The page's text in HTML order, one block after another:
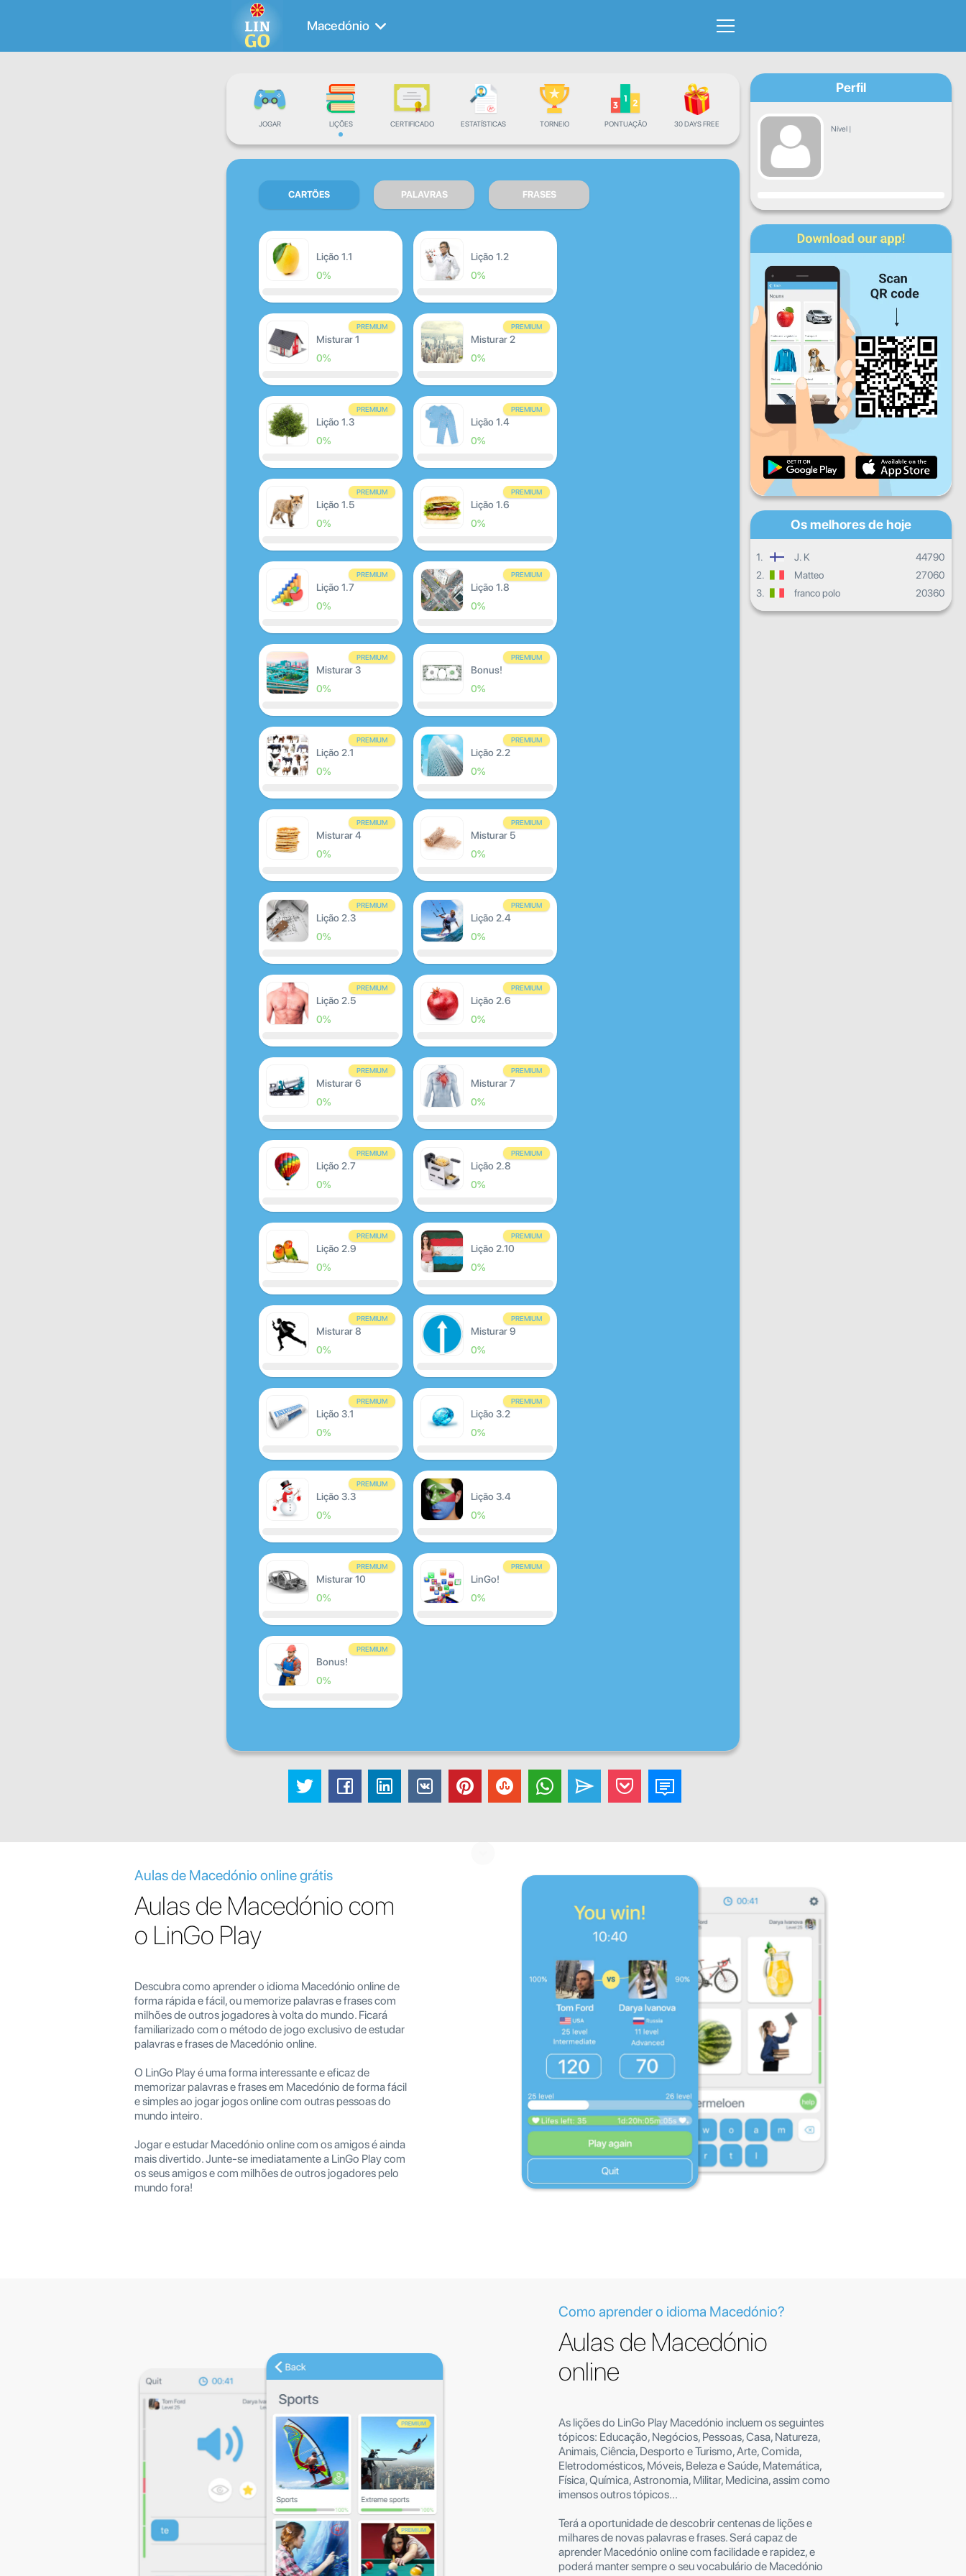
Macedónio
JOGAR LIÇÕES CERTIFICADO ESTATÍSTICAS TORNEIO PONTUAÇÃO 30 DAYS FREE
CARTÕES PALAVRAS FRASES
Lição 1.1
0%
Lição 1.2
0%
PREMIUM
Misturar 1
0%
PREMIUM
Misturar 2
0%
PREMIUM
Lição 1.3
0%
PREMIUM
Lição 1.4
0%
PREMIUM
Lição 1.5
0%
PREMIUM
Lição 1.6
0%
PREMIUM
Lição 1.7
0%
PREMIUM
Lição 1.8
0%
PREMIUM
Misturar 3
0%
PREMIUM
Bonus!
0%
PREMIUM
Lição 2.1
0%
PREMIUM
Lição 2.2
0%
PREMIUM
Misturar 4
0%
PREMIUM
Misturar 5
0%
PREMIUM
Lição 2.3
0%
PREMIUM
Lição 2.4
0%
PREMIUM
Lição 2.5
0%
PREMIUM
Lição 2.6
0%
PREMIUM
Misturar 6
0%
PREMIUM
Misturar 7
0%
PREMIUM
Lição 2.7
0%
PREMIUM
Lição 2.8
0%
PREMIUM
Lição 2.9
0%
PREMIUM
Lição 2.10
0%
PREMIUM
Misturar 8
0%
PREMIUM
Misturar 9
0%
PREMIUM
Lição 3.1
0%
PREMIUM
Lição 3.2
0%
PREMIUM
Lição 3.3
0%
Lição 3.4
0%
PREMIUM
Misturar 10
0%
PREMIUM
LinGo!
0%
PREMIUM
Bonus!
0%
Perfil
Nível |
Progresso
Seg Qua Qui
Sáb Dom
Progresso diário
Progresso mensal
Progresso global
Os melhores de hoje
1. J. K
44790
2.
Matteo
27060
3.
franco polo 20360
Aulas de Macedónio online grátis
Aulas de Macedónio com
o LinGo Play
Descubra como aprender o idioma Macedónio online de
forma rápida e fácil, ou memorize palavras e frases com
milhões de outros jogadores à volta do mundo. Ficará
familiarizado com o método de jogo exclusivo de estudar
palavras e frases de Macedónio online.
O LinGo Play é uma forma interessante e eficaz de
memorizar palavras e frases em Macedónio de forma fácil
e simples ao jogar jogos online com outras pessoas do
mundo inteiro.
Jogar e estudar Macedónio online com os amigos é ainda
mais divertido. Junte-se imediatamente a LinGo Play com
os seus amigos e com milhões de outros jogadores pelo
mundo fora!
Como aprender o idioma Macedónio?
Aulas de Macedónio
online
As lições do LinGo Play Macedónio incluem os seguintes
tópicos: Educação, Negócios, Pessoas, Casa, Natureza,
Animais, Ciência, Desporto e Turismo, Arte, Comida,
Eletrodomésticos, Móveis, Beleza e Saúde, Matemática,
Física, Química, Astronomia, Militar, Medicina, assim como
imensos outros tópicos...
Terá a oportunidade de descobrir centenas de lições e
milhares de novas palavras e frases. Será capaz de
aprender Macedónio online com facilidade e rapidez, e
poderá manter sempre o seu vocabulário de Macedónio